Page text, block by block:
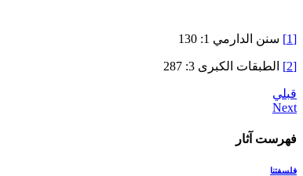
[1] سنن الدارمي 1: 130
[2] الطبقات الكبرى 3: 287
قبلي
فهرست آثار
فلسفتنا